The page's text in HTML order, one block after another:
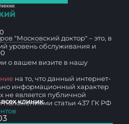
клиник
"Московский доктор" – это, в
уровень обслуживания и
о вашем визите в нашу
на то, что данный интернет-
информационный характер
не является публичной
положениями статьи 437 ГК РФ